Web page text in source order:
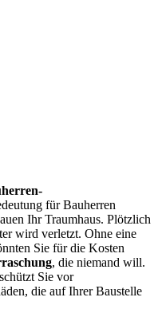
für Bauherren
Ihr Traumhaus. Plötzlich
wird verletzt. Ohne eine
Sie für die Kosten
, die niemand will.
Sie vor
die auf Ihrer Baustelle